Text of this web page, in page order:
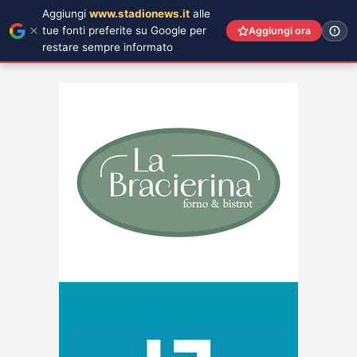
Aggiungi www.stadionews.it alle
tue fonti preferite su Google per
restare sempre informato
Aggiungi ora